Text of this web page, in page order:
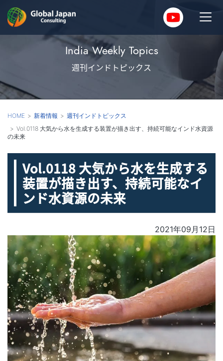
India Weekly Topics
週刊インドトピックス
HOME 新着情報
週刊インドトピックス
Vol.0118 大気から水を生成する装置が描き出す、持続可能なインド水資源
の未来
Vol.0118 大気から水を生成する
装置が描き出す、持続可能なイ
ンド水資源の未来
2021年09月12日